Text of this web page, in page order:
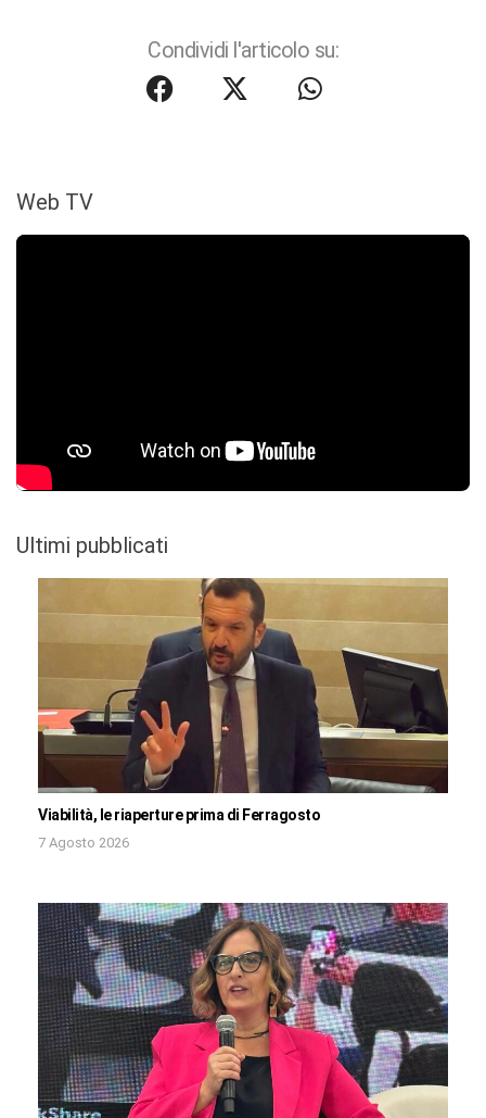
Condividi l'articolo su:
Web TV
Ultimi pubblicati
Viabilità, le riaperture prima di Ferragosto
7 Agosto 2026